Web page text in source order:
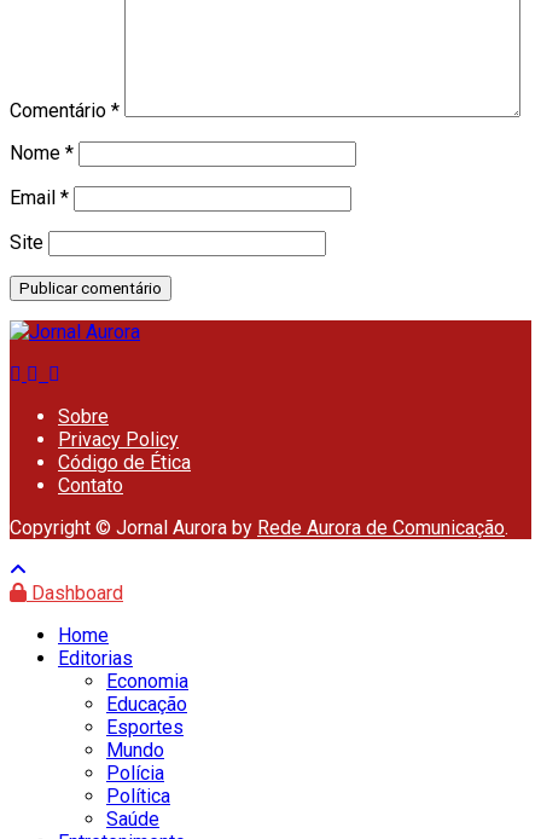
Comentário *
Nome *
Email *
Site
Sobre
Privacy Policy
Código de Ética
Contato
Copyright © Jornal Aurora by Rede Aurora de Comunicação.
Dashboard
Home
Editorias
Economia
Educação
Esportes
Mundo
Polícia
Política
Saúde